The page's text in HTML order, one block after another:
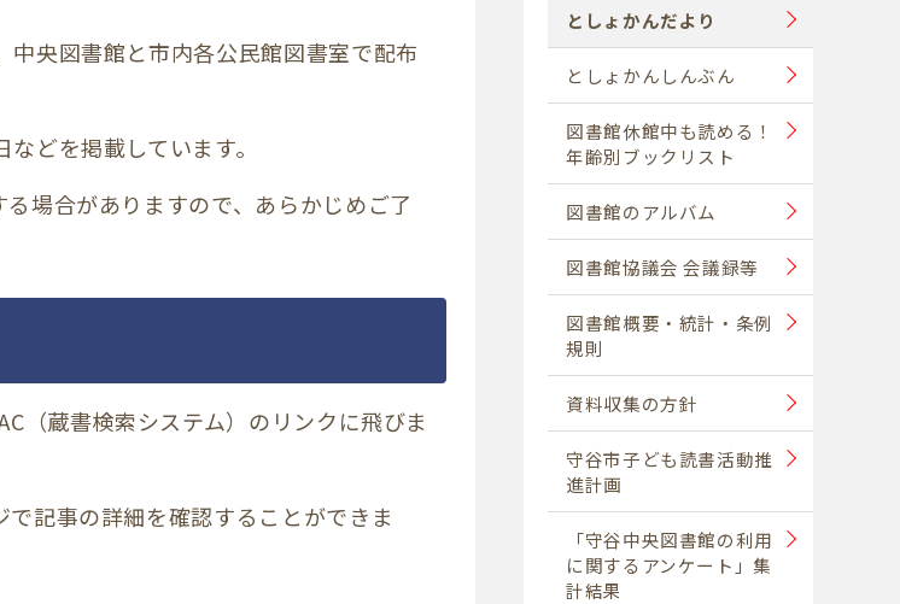
央図書館と市内各公民館図書室で配布
どを掲載しています。
場合がありますので、あらかじめご了
（蔵書検索システム）のリンクに飛びま
記事の詳細を確認することができま
としょかんだより
としょかんしんぶん
図書館休館中も読める！
年齢別ブックリスト
図書館のアルバム
図書館協議会 会議録等
図書館概要・統計・条例
規則
資料収集の方針
守谷市子ども読書活動推
進計画
「守谷中央図書館の利用
に関するアンケート」集
計結果